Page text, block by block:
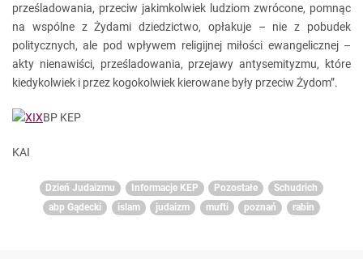
prześladowania, przeciw jakimkolwiek ludziom zwrócone, pomnąc
na wspólne z Żydami dziedzictwo, opłakuje – nie z pobudek
politycznych, ale pod wpływem religijnej miłości ewangelicznej –
akty nienawiści, prześladowania, przejawy antysemityzmu, które
kiedykolwiek i przez kogokolwiek kierowane były przeciw Żydom”.
BP KEP
KAI
Dzień Judaizmu Informacje KEP Pozostałe
Schudrich
abp Gądecki
islam judaizm mufti poznań rabin